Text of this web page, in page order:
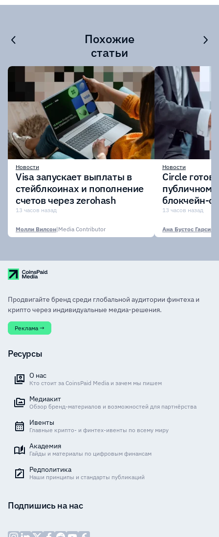
Похожие
статьи
Новости
Visa запускает выплаты в
стейблкоинах и пополнение
счетов через zerohash
13 часов назад
Молли Вилсон|Media Contributor
Новости
Circle
публичному
блокчейн-
участии
13 часов назад
Ана Бустос Гарсия
Продвигайте бренд среди глобальной аудитории финтеха и
крипто через индивидуальные медиа-решения.
Реклама →
Ресурсы
О нас
Кто стоит за CoinsPaid Media и зачем мы пишем
Медиакит
Обзор бренд-материалов и возможностей для партнёрства
Ивенты
Главные крипто- и финтех-ивенты по всему миру
Академия
Гайды и материалы по цифровым финансам
Редполитика
Наши принципы и стандарты публикаций
Подпишись на нас